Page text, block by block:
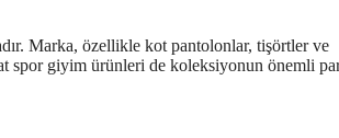
Marka, özellikle kot pantolonlar, tişörtler ve
spor giyim ürünleri de koleksiyonun önemli